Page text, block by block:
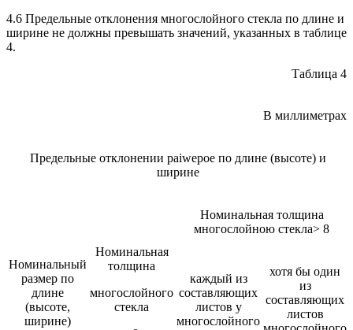
4.6 Предельные отклонения многослойного стекла по длине и
ширине не должны превышать значений, указанных в таблице
4.
Таблица 4
В миллиметрах
Предельные отклонении paiwepoe по длине (высоте) и
ширине
Номинальный
размер по
длине
(высоте,
ширине)
Номинальная
толщина
многослойного
стекла
Номинальная толщина
многослойною стекла> 8
каждый из
составляющих
листов у
многослойного
хотя бы один
из
составляющих
листов